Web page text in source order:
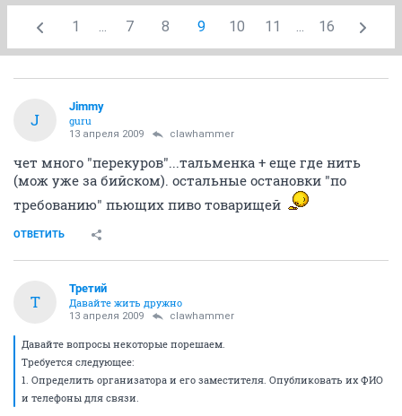
1 ... 7 8 9 10 11 ... 16
J
Jimmy
guru
13 апреля 2009 clawhammer
чет много "перекуров"...тальменка + еще где нить
(мож уже за бийском). остальные остановки "по
требованию" пьющих пиво товарищей
ОТВЕТИТЬ
Т
Третий
Давайте жить дружно
13 апреля 2009 clawhammer
Давайте вопросы некоторые порешаем.
Требуется следующее:
1. Определить организатора и его заместителя. Опубликовать их ФИО
и телефоны для связи.